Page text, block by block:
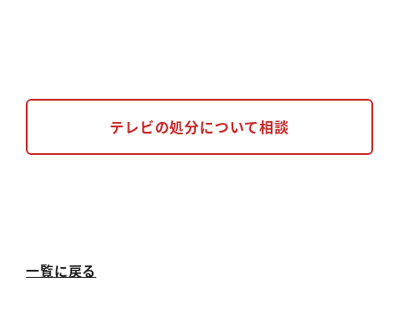
テレビの処分について相談
一覧に戻る